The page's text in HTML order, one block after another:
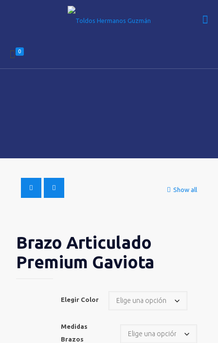
0
Show all
Brazo Articulado
Premium Gaviota
Elegir Color
Medidas
Brazos